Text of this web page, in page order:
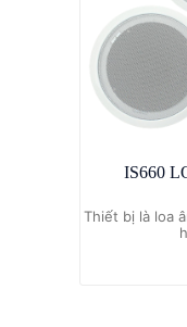
IS660
Thiết bị là loa